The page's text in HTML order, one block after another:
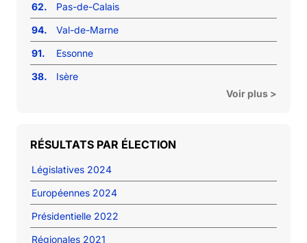
62.
Pas-de-Calais
94.
Val-de-Marne
91.
Essonne
38.
Isère
Voir plus >
RÉSULTATS PAR ÉLECTION
Législatives 2024
Européennes 2024
Présidentielle 2022
Régionales 2021